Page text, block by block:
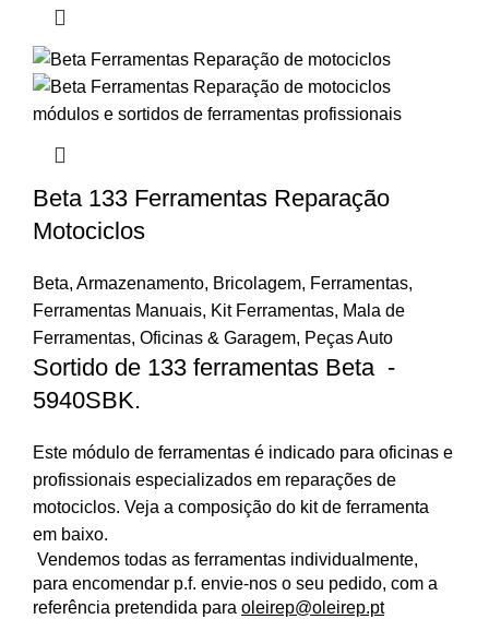
Beta 133 Ferramentas Reparação
Motociclos
Beta, Armazenamento, Bricolagem, Ferramentas,
Ferramentas Manuais, Kit Ferramentas, Mala de
Ferramentas, Oficinas & Garagem, Peças Auto
Sortido de 133 ferramentas Beta -
5940SBK.
Este módulo de ferramentas é indicado para oficinas e
profissionais especializados em reparações de
motociclos. Veja a composição do kit de ferramenta
em baixo.
Vendemos todas as ferramentas individualmente,
para encomendar p.f. envie-nos o seu pedido, com a
referência pretendida para oleirep@oleirep.pt